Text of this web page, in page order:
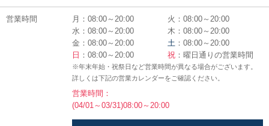
営業時間 月：08:00～20:00
火：08:00～20:00
水：08:00～20:00
木：08:00～20:00
金：08:00～20:00
土 ：08:00～20:00
日 ：08:00～20:00 祝 ：曜日通りの営業時間
※年末年始・祝祭日など営業時間が異なる場合がございます。
詳しくは下記の営業カレンダーをご確認ください。
営業時間：
(04/01～03/31)08:00～20:00